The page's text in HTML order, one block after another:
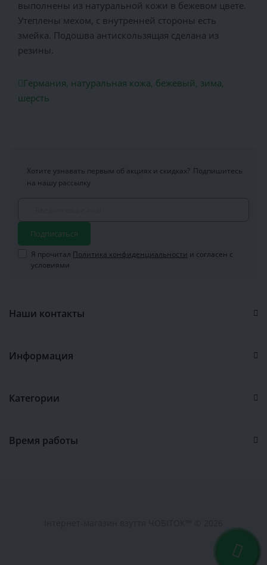
выполнены из натуральной кожи в бежевом цвете.
Утеплены мехом, с внутренней стороны есть
змейка. Подошва антискользящая сделана из
резины.
Германия, натуральная кожа, бежевый, зима,
шерсть
Хотите узнавать первым об акциях и скидках? Подпишитесь
на нашу рассылку
Подписаться
Я прочитал Политика конфиденциальности и согласен с
условиями
Наши контакты
Информация
Категории
Время работы